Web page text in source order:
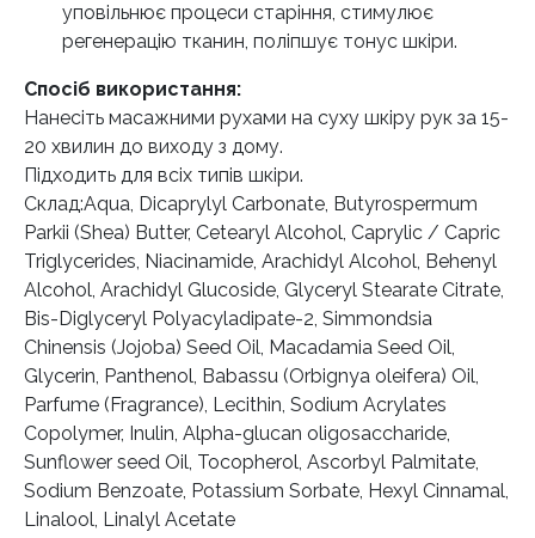
уповільнює процеси старіння, стимулює
регенерацію тканин, поліпшує тонус шкіри.
Спосіб використання:
Нанесіть масажними рухами на суху шкіру рук за 15-
20 хвилин до виходу з дому.
Підходить для всіх типів шкіри.
Склад:Aqua, Dicaprylyl Carbonate, Butyrospermum
Parkii (Shea) Butter, Cetearyl Alcohol, Caprylic / Capric
Triglycerides, Niacinamide, Arachidyl Alcohol, Behenyl
Alcohol, Arachidyl Glucoside, Glyceryl Stearate Citrate,
Bis-Diglyceryl Polyacyladipate-2, Simmondsia
Chinensis (Jojoba) Seed Oil, Macadamia Seed Oil,
Glycerin, Panthenol, Babassu (Orbignya oleifera) Oil,
Parfume (Fragrance), Lecithin, Sodium Acrylates
Copolymer, Inulin, Alpha-glucan oligosaccharide,
Sunflower seed Oil, Tocopherol, Ascorbyl Palmitate,
Sodium Benzoatе, Potassium Sorbate, Hexyl Cinnamal,
Linalool, Linalyl Acetate